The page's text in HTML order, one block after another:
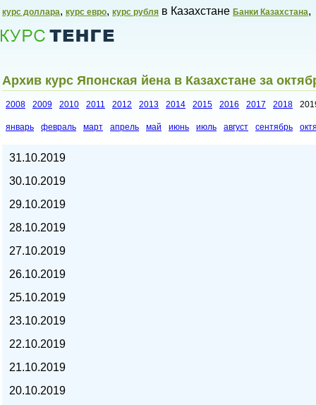
курс доллара, курс евро, курс рубля в Казахстане Банки Казахстана,
Курсы валют в Казахстане,
Архив курс Японская йена в Казахстане за
2008 2009 2010 2011 2012 2013 2014 2015 2016 2017 2018
январь февраль март апрель май июнь июль август сентябрь
31.10.2019
30.10.2019
29.10.2019
28.10.2019
27.10.2019
26.10.2019
25.10.2019
23.10.2019
22.10.2019
21.10.2019
20.10.2019